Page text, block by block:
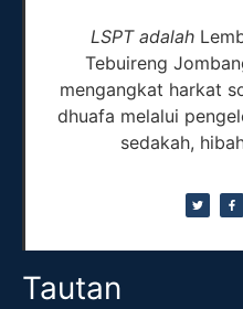
LSPT adalah
Tebuireng
mengangkat harkat
dhuafa melalui
sedakah,
Tautan